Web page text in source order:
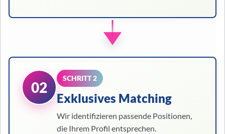
02
SCHRITT 2
Exklusives Matching
Wir identifizieren passende Positionen,
die Ihrem Profil entsprechen.